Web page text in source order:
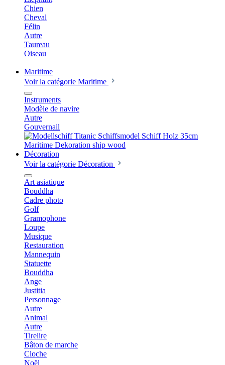
Chien
Cheval
Félin
Autre
Taureau
Oiseau
Maritime
Voir la catégorie Maritime
Instruments
Modèle de navire
Autre
Gouvernail
Décoration
Voir la catégorie Décoration
Art asiatique
Bouddha
Cadre photo
Golf
Gramophone
Loupe
Musique
Restauration
Mannequin
Statuette
Bouddha
Ange
Justitia
Personnage
Autre
Animal
Autre
Tirelire
Bâton de marche
Cloche
Noël